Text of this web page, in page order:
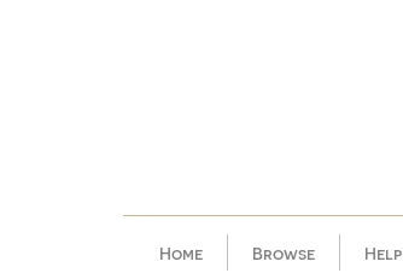
Home Browse Help